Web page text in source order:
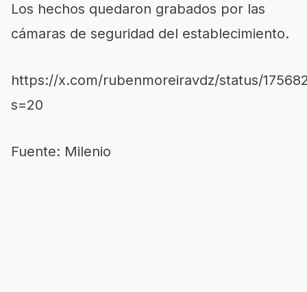
Los hechos quedaron grabados por las
cámaras de seguridad del establecimiento.
https://x.com/rubenmoreiravdz/status/
s=20
Fuente: Milenio